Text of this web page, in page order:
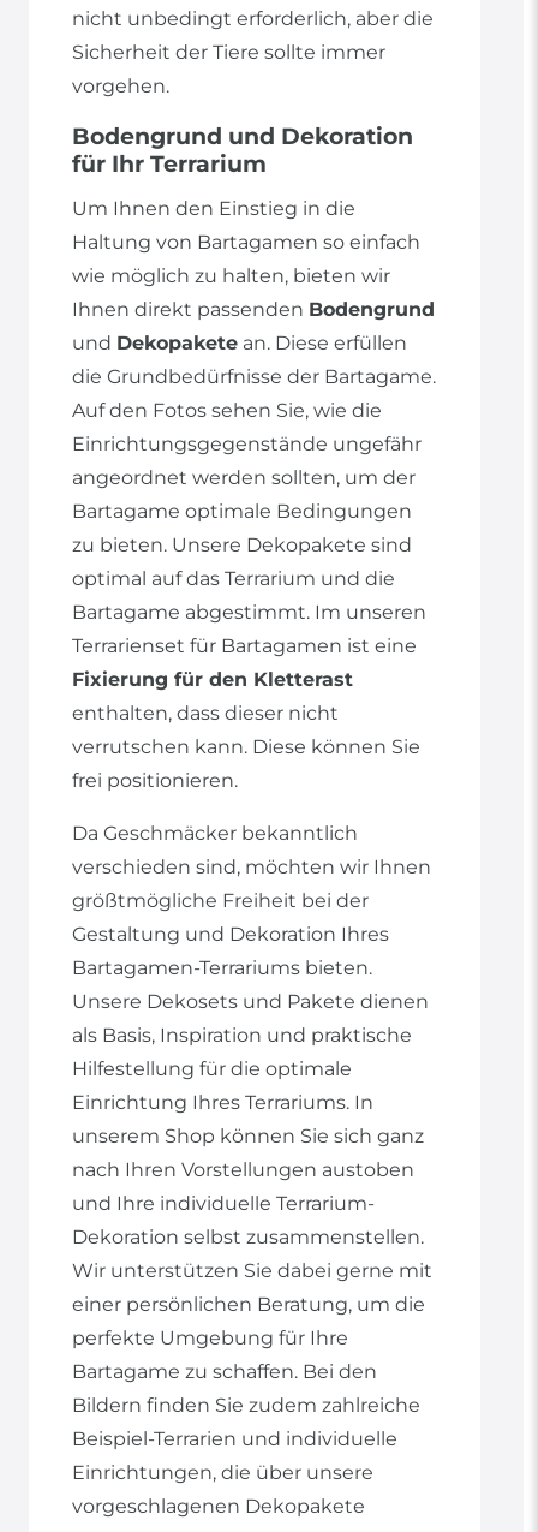
nicht unbedingt erforderlich, aber die
Sicherheit der Tiere sollte immer
vorgehen.
Bodengrund und Dekoration
für Ihr Terrarium
Um Ihnen den Einstieg in die
Haltung von Bartagamen so einfach
wie möglich zu halten, bieten wir
Ihnen direkt passenden Bodengrund
und Dekopakete an. Diese erfüllen
die Grundbedürfnisse der Bartagame.
Auf den Fotos sehen Sie, wie die
Einrichtungsgegenstände ungefähr
angeordnet werden sollten, um der
Bartagame optimale Bedingungen
zu bieten. Unsere Dekopakete sind
optimal auf das Terrarium und die
Bartagame abgestimmt. Im unseren
Terrarienset für Bartagamen ist eine
Fixierung für den Kletterast
enthalten, dass dieser nicht
verrutschen kann. Diese können Sie
frei positionieren.
Da Geschmäcker bekanntlich
verschieden sind, möchten wir Ihnen
größtmögliche Freiheit bei der
Gestaltung und Dekoration Ihres
Bartagamen-Terrariums bieten.
Unsere Dekosets und Pakete dienen
als Basis, Inspiration und praktische
Hilfestellung für die optimale
Einrichtung Ihres Terrariums. In
unserem Shop können Sie sich ganz
nach Ihren Vorstellungen austoben
und Ihre individuelle Terrarium-
Dekoration selbst zusammenstellen.
Wir unterstützen Sie dabei gerne mit
einer persönlichen Beratung, um die
perfekte Umgebung für Ihre
Bartagame zu schaffen. Bei den
Bildern finden Sie zudem zahlreiche
Beispiel-Terrarien und individuelle
Einrichtungen, die über unsere
vorgeschlagenen Dekopakete